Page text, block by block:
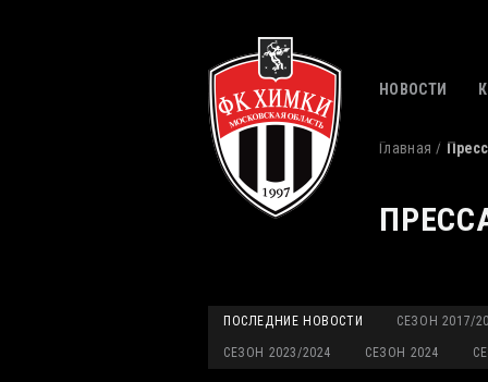
НОВОСТИ
Главная
ПОСЛЕДНИЕ НОВОСТИ СЕЗОН 2017/
СЕЗОН 2023/2024 СЕЗОН 2024